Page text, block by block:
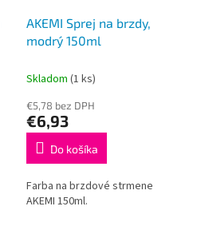
AKEMI Sprej na brzdy,
modrý 150ml
Skladom (1 ks)
€5,78 bez DPH
€6,93
Do košíka
Farba na brzdové strmene
AKEMI 150ml.